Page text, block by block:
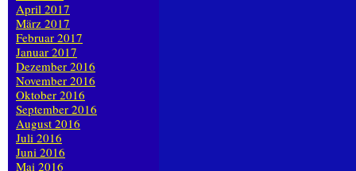
April 2017
März 2017
Februar 2017
Januar 2017
Dezember 2016
November 2016
Oktober 2016
September 2016
August 2016
Juli 2016
Juni 2016
Mai 2016